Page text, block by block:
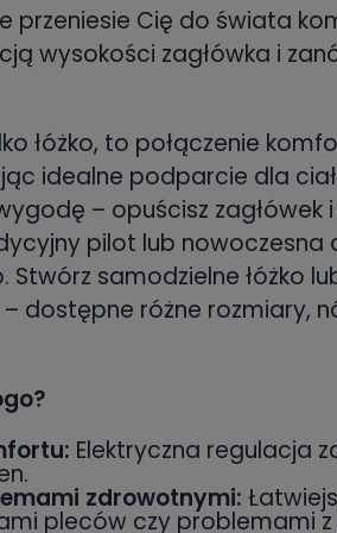
przeniesie Cię do świata
wysokości zagłówka i
łóżko, to połączenie
idealne podparcie dla
– opuścisz
pilot lub nowoczesna
samodzielne łóżko
dostępne różne rozmiary,
Elektryczna regulacja
zdrowotnymi:
pleców czy problemami z